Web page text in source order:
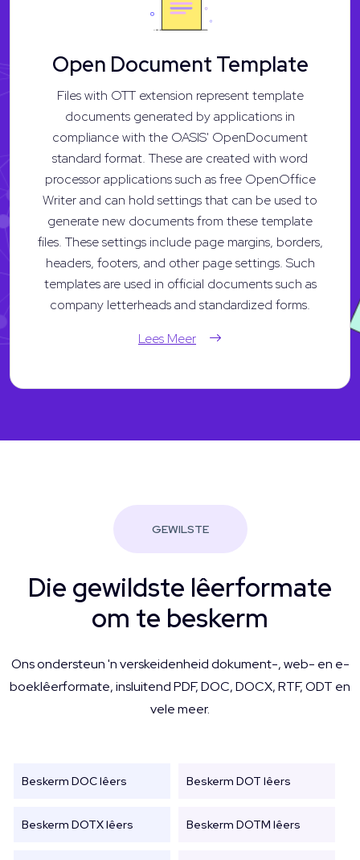
Open Document Template
Files with OTT extension represent template
documents generated by applications in
compliance with the OASIS' OpenDocument
standard format. These are created with word
processor applications such as free OpenOffice
Writer and can hold settings that can be used to
generate new documents from these template
files. These settings include page margins, borders,
headers, footers, and other page settings. Such
templates are used in official documents such as
company letterheads and standardized forms.
Lees Meer
GEWILSTE
Die gewildste lêerformate
om te beskerm
Ons ondersteun 'n verskeidenheid dokument-, web- en e-
boeklêerformate, insluitend PDF, DOC, DOCX, RTF, ODT en
vele meer.
Beskerm DOC lêers Beskerm DOT lêers
Beskerm DOTX lêers Beskerm DOTM lêers